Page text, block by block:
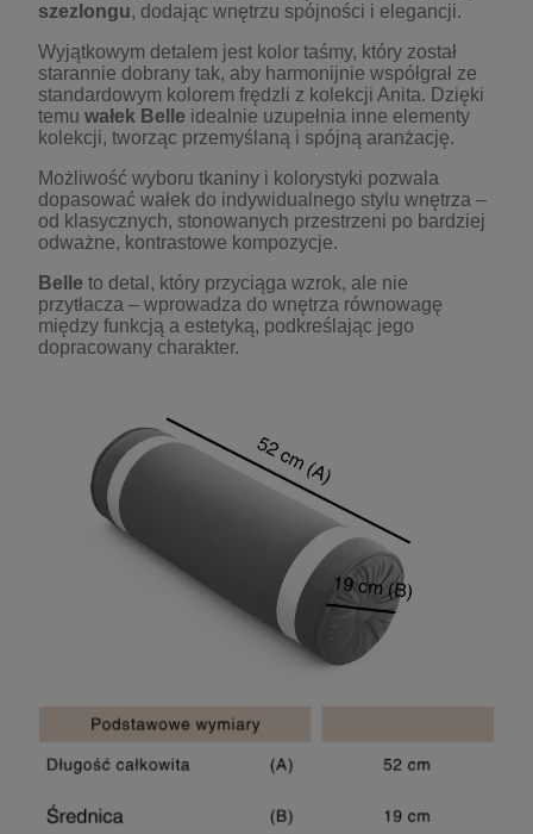
szezlongu, dodając wnętrzu spójności i elegancji.
Wyjątkowym detalem jest kolor taśmy, który został
starannie dobrany tak, aby harmonijnie współgrał ze
standardowym kolorem frędzli z kolekcji Anita. Dzięki
temu wałek Belle idealnie uzupełnia inne elementy
kolekcji, tworząc przemyślaną i spójną aranżację.
Możliwość wyboru tkaniny i kolorystyki pozwala
dopasować wałek do indywidualnego stylu wnętrza –
od klasycznych, stonowanych przestrzeni po bardziej
odważne, kontrastowe kompozycje.
Belle to detal, który przyciąga wzrok, ale nie
przytłacza – wprowadza do wnętrza równowagę
między funkcją a estetyką, podkreślając jego
dopracowany charakter.